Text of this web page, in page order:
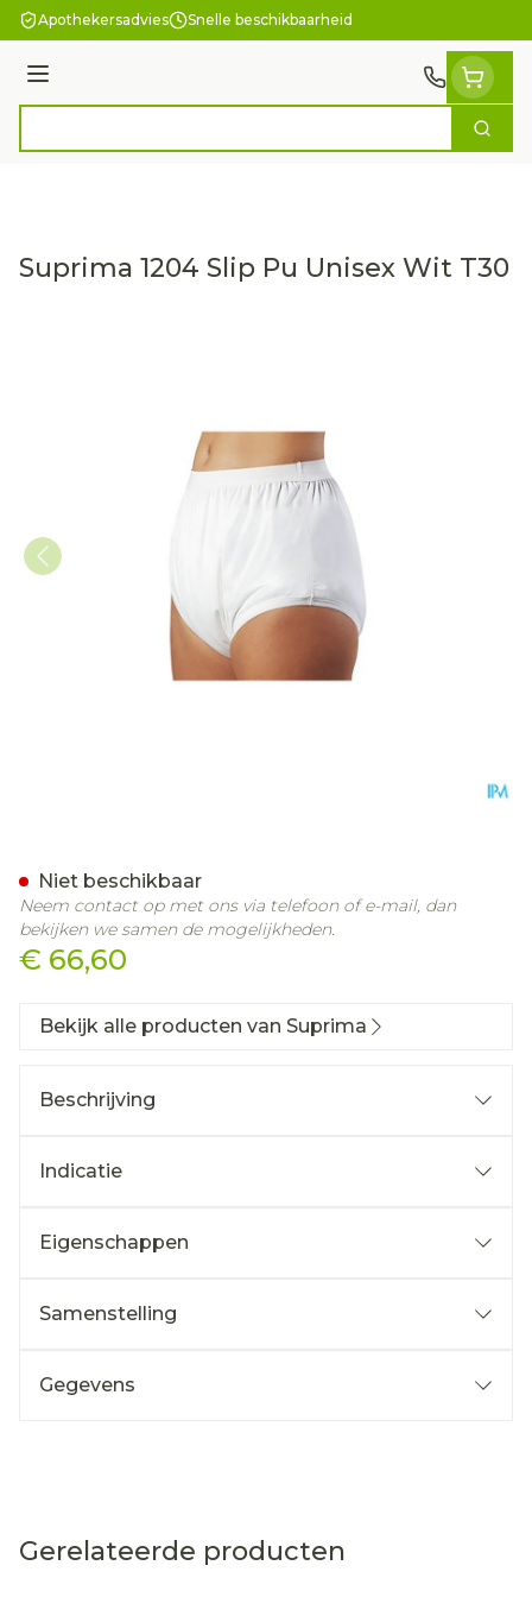
Ga naar de inhoud
Apothekersadvies Snelle beschikbaarheid
Menu
Zoek
Suprima 1204 Slip Pu Unisex Wit T30
€ 66,60
Niet beschikbaar
Neem contact op met ons via telefoon of e-mail, dan
bekijken we samen de mogelijkheden.
Bekijk alle producten van Suprima
Beschrijving
Indicatie
Eigenschappen
Samenstelling
Gegevens
Gerelateerde producten